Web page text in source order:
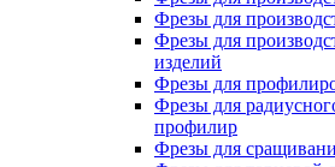
Фрезы для
Фрезы для
изделий
Фрезы для
Фрезы для
профилир
Фрезы для